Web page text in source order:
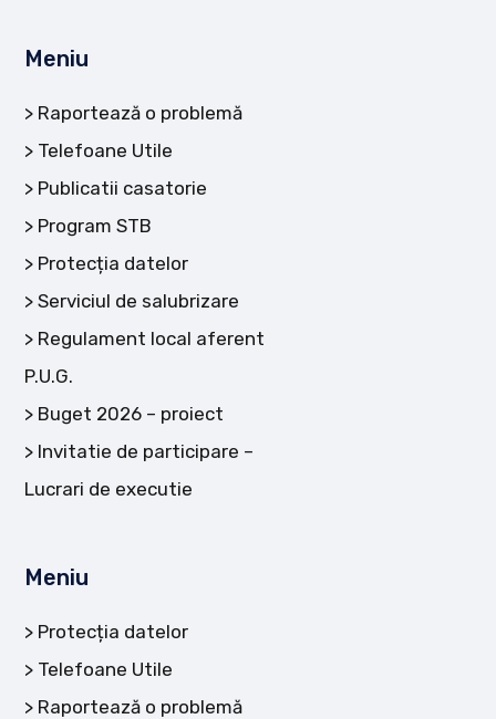
Meniu
Raportează o problemă
Telefoane Utile
Publicatii casatorie
Program STB
Protecția datelor
Serviciul de salubrizare
Regulament local aferent
P.U.G.
Buget 2026 – proiect
Invitatie de participare –
Lucrari de executie
Meniu
Protecția datelor
Telefoane Utile
Raportează o problemă